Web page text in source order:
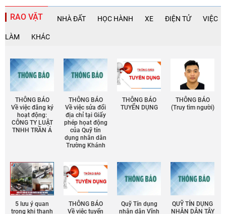
RAO VẶT NHÀ ĐẤT HỌC HÀNH XE ĐIỆN TỬ VIỆC
LÀM KHÁC
THÔNG BÁO
Về việc đăng ký
hoạt động:
CÔNG TY LUẬT
TNHH TRẦN Á
THÔNG BÁO
Về việc sửa đổi
địa chỉ tại Giấy
phép họat động
của Quỹ tín
dụng nhân dân
Trường Khánh
THÔNG BÁO
TUYỂN DỤNG
THÔNG BÁO
(Truy tìm người)
5 lưu ý quan
trọng khi thanh
THÔNG BÁO
Về việc tuyển
Quỹ Tín dụng
nhân dân Vĩnh
QUỸ TÍN DỤNG
NHÂN DÂN TÂY